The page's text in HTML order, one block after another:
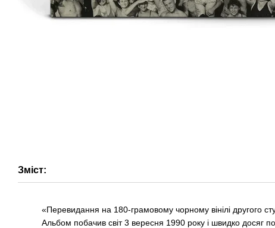
Зміст:
«Перевидання на 180-грамовому чорному вінілі другого
Альбом побачив світ 3 вересня 1990 року і швидко досяг